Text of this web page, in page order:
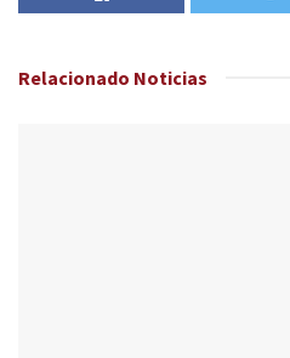
Relacionado Noticias